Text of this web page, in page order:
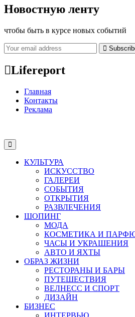
Новостную ленту
чтобы быть в курсе новых событий
Lifereport
Главная
Контакты
Реклама
КУЛЬТУРА
ИСКУССТВО
ГАЛЕРЕИ
СОБЫТИЯ
ОТКРЫТИЯ
РАЗВЛЕЧЕНИЯ
ШОПИНГ
МОДА
КОСМЕТИКА И
ЧАСЫ И УКРАШЕНИЯ
АВТО И ЯХТЫ
ОБРАЗ ЖИЗНИ
РЕСТОРАНЫ И БАРЫ
ПУТЕШЕСТВИЯ
ВЕЛНЕСС И СПОРТ
ДИЗАЙН
БИЗНЕС
ИНТЕРВЬЮ